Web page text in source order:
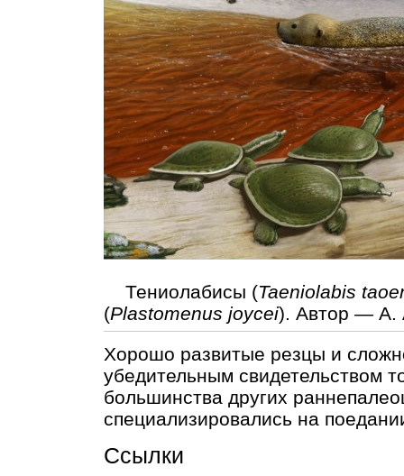
Тениолабисы (Taeniolabis
(Plastomenus joycei). Автор — А.
Хорошо развитые резцы и
убедительным свидетельством
большинства других
специализировались на
Ссылки